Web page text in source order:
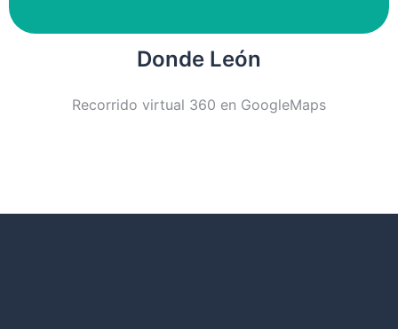
Donde León
Recorrido virtual 360 en GoogleMaps